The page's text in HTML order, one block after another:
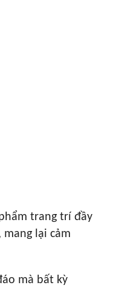
trang trí đầy
lại cảm
mà bất kỳ